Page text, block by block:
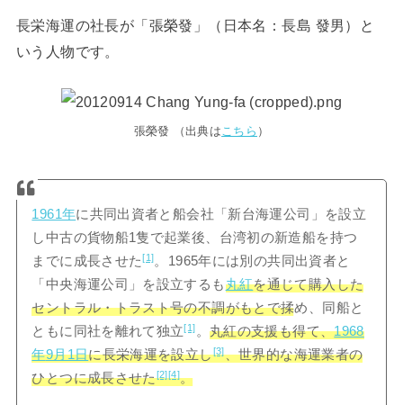
長栄海運の社長が「張榮發」（日本名：長島 發男）と
いう人物です。
張榮發 （出典はこちら ）
1961年に共同出資者と船会社「新台海運公司」を設立
し中古の貨物船1隻で起業後、台湾初の新造船を持つ
までに成長させた[1]。1965年には別の共同出資者と
「中央海運公司」を設立するも丸紅を通じて購入した
セントラル・トラスト号の不調がもとで揉め、同船と
ともに同社を離れて独立[1] 。 丸紅の支援も得て、1968
年9月1日に長栄海運を設立し[3]、世界的な海運業者の
ひとつに成長させた[2][4]。